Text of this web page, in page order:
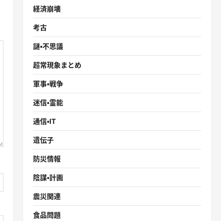
経済崩壊
考古
謎・不思議
超常現象まとめ
軍事・戦争
迷信・霊能
通信・IT
遺伝子
防災情報
陰謀・計画
震災関連
食品問題